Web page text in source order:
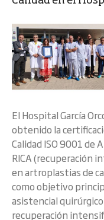
El Hospital García
obtenido la
Calidad ISO 9001 de
RICA (recuperación
en artroplastias de
como objetivo
asistencial
recuperación